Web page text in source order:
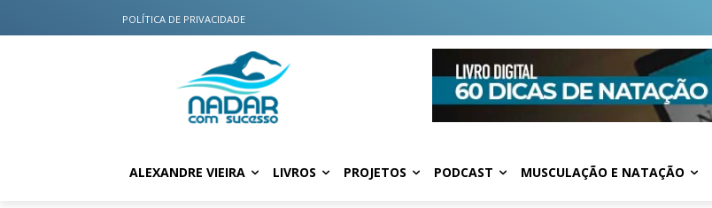
POLÍTICA DE PRIVACIDADE
ALEXANDRE VIEIRA LIVROS PROJETOS PODCAST MUSCULAÇÃO E NATAÇÃO